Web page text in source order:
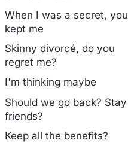
When I was a secret, you
kept me
Skinny divorcé, do you
regret me?
I'm thinking maybe
Should we go back? Stay
friends?
Keep all the benefits?